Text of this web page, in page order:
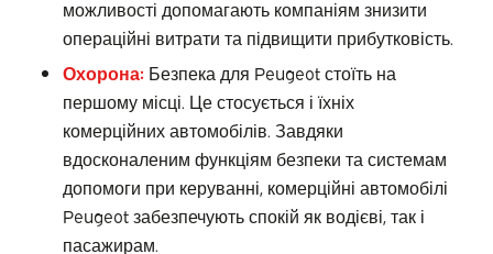
можливості допомагають компаніям знизити
операційні витрати та підвищити прибутковість.
Охорона: Безпека для Peugeot стоїть на
першому місці. Це стосується і їхніх
комерційних автомобілів. Завдяки
вдосконаленим функціям безпеки та системам
допомоги при керуванні, комерційні автомобілі
Peugeot забезпечують спокій як водієві, так і
пасажирам.